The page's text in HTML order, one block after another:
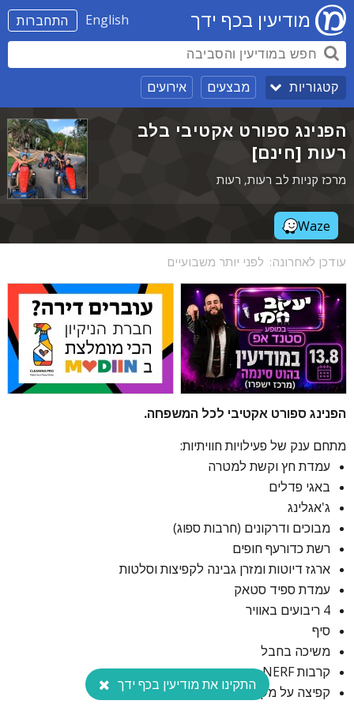
התחברות English מודיעין בכף ידך
קטגוריות מבצעים אירועים
הפנינג ספורט אקטיבי בלב
רעות [חינם]
מרכז קניות לב רעות, רעות
Waze
עודכן לאחרונה: לפני יותר משבועיים
הפנינג ספורט אקטיבי לכל המשפחה.
מתחם ענק של פעילויות חוויתיות:
עמדת חץ וקשת למטרה
באגי פדלים
ג'אגלינג
מבוכים ודרקונים (חרבות ספוג)
רשת כדורעף חופים
ארגז דיוטות ומזרן גבינה לקפיצות וסלטות
עמדת ספיד סטאק
4 ריבועים באוויר
סיף
משיכה בחבל
קרבות NERF
קפיצה על מקלות פוגו
התקינו את מודיעין בכף ידך